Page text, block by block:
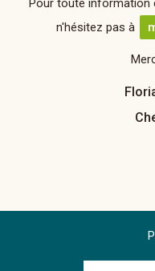
Pour toute information
n'hésitez pas à